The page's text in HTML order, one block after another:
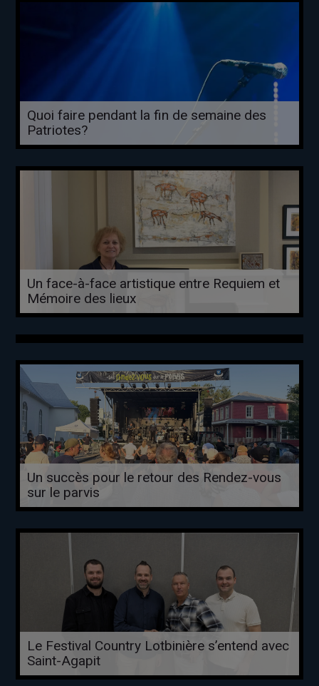
Quoi faire pendant la fin de semaine des
Patriotes?
Un face-à-face artistique entre Requiem et
Mémoire des lieux
Un succès pour le retour des Rendez-vous
sur le parvis
Le Festival Country Lotbinière s’entend avec
Saint-Agapit